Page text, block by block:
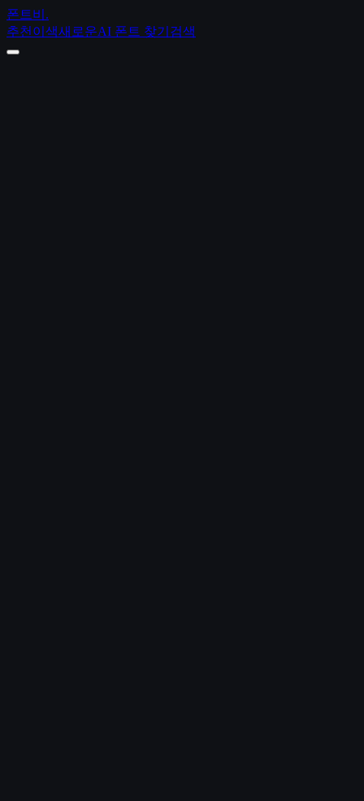
폰트비 .
추천 이색새로운AI 폰트 찾기 검색